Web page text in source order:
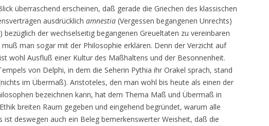
überraschend erscheinen, daß gerade die Griechen des klassischen
ausdrücklich amnestia (Vergessen begangenen Unrechts)
bezüglich der wechselseitig begangenen Greueltaten zu vereinbaren
man sogar mit der Philosophie erklären. Denn der Verzicht auf
wohl Ausfluß einer Kultur des Maßhaltens und der Besonnenheit.
von Delphi, in dem die Seherin Pythia ihr Orakel sprach, stand
im Übermaß). Aristoteles, den man wohl bis heute als einen der
bezeichnen kann, hat dem Thema Maß und Übermaß in
breiten Raum gegeben und eingehend begründet, warum alle
ist deswegen auch ein Beleg bemerkenswerter Weisheit, daß die